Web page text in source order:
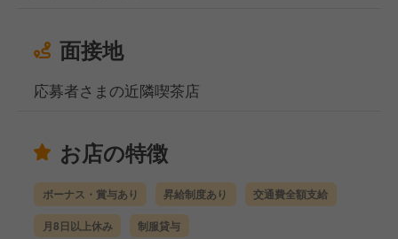
面接地
応募者さまの近隣喫茶店
お店の特徴
ボーナス・賞与あり 昇給制度あり 交通費全額支給
月8日以上休み 制服貸与